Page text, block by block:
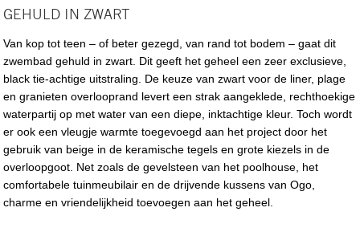
GEHULD IN ZWART
Van kop tot teen – of beter gezegd, van rand tot bodem – gaat dit
zwembad gehuld in zwart. Dit geeft het geheel een zeer exclusieve,
black tie-achtige uitstraling. De keuze van zwart voor de liner, plage
en granieten overlooprand levert een strak aangeklede, rechthoekige
waterpartij op met water van een diepe, inktachtige kleur. Toch wordt
er ook een vleugje warmte toegevoegd aan het project door het
gebruik van beige in de keramische tegels en grote kiezels in de
overloopgoot. Net zoals de gevelsteen van het poolhouse, het
comfortabele tuinmeubilair en de drijvende kussens van Ogo,
charme en vriendelijkheid toevoegen aan het geheel.